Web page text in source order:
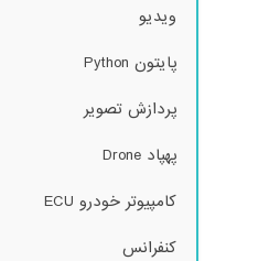
ویدیو
پایتون Python
پردازش تصویر
پهپاد Drone
کامپیوتر خودرو ECU
کنفرانس